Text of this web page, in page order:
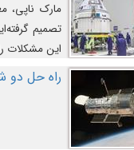
مارک ناپی،
تصمیم
این مشکلات
راه حل دو